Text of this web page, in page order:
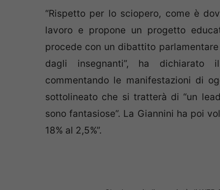
“Rispetto per lo sciopero, come è
lavoro e propone un progetto
procede con un dibattito
dagli insegnanti”, ha dichiarato
commentando le manifestazioni di
sottolineato che si tratterà di “un
sono fantasiose”. La Giannini ha poi
18% al 2,5%”.